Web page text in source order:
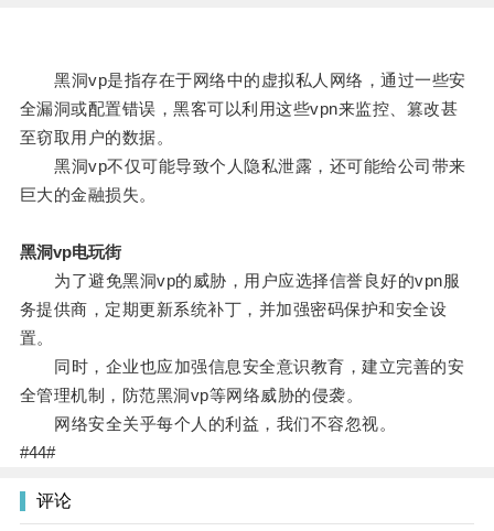
黑洞vp是指存在于网络中的虚拟私人网络，通过一些安
全漏洞或配置错误，黑客可以利用这些vpn来监控、篡改甚
至窃取用户的数据。
黑洞vp不仅可能导致个人隐私泄露，还可能给公司带来
巨大的金融损失。
黑洞vp电玩街
为了避免黑洞vp的威胁，用户应选择信誉良好的vpn服
务提供商，定期更新系统补丁，并加强密码保护和安全设
置。
同时，企业也应加强信息安全意识教育，建立完善的安
全管理机制，防范黑洞vp等网络威胁的侵袭。
网络安全关乎每个人的利益，我们不容忽视。
#44#
评论